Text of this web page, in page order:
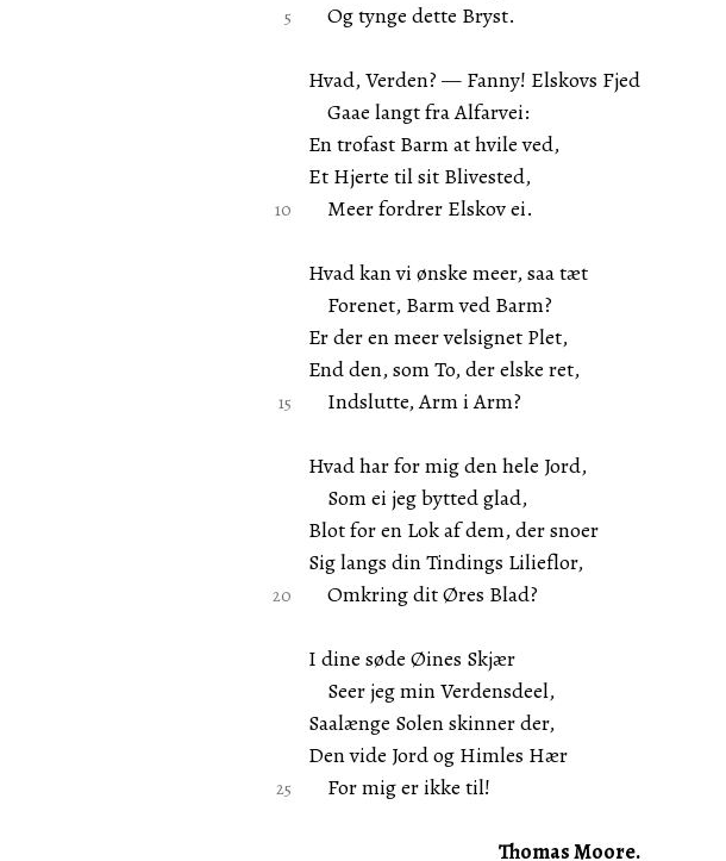
Og tynge dette Bryst.
Hvad, Verden? — Fanny! Elskovs Fjed
Gaae langt fra Alfarvei:
En trofast Barm at hvile ved,
Et Hjerte til sit Blivested,
Meer fordrer Elskov ei.
Hvad kan vi ønske meer, saa tæt
Forenet, Barm ved Barm?
Er der en meer velsignet Plet,
End den, som To, der elske ret,
Indslutte, Arm i Arm?
Hvad har for mig den hele Jord,
Som ei jeg bytted glad,
Blot for en Lok af dem, der snoer
Sig langs din Tindings Lilieflor,
Omkring dit Øres Blad?
I dine søde Øines Skjær
Seer jeg min Verdensdeel,
Saalænge Solen skinner der,
Den vide Jord og Himles Hær
For mig er ikke til!
Thomas Moore.